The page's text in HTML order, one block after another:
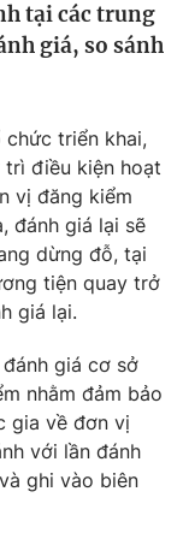
tại các trung
giá, so sánh
chức triển khai,
điều kiện hoạt
vị đăng kiểm
đánh giá lại sẽ
dừng đỗ, tại
tiện quay trở
giá lại.
giá cơ sở
nhằm đảm bảo
gia về đơn vị
với lần đánh
ghi vào biên